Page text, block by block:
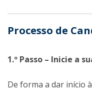
Processo de
1.º Passo – Inicie a
De forma a dar início